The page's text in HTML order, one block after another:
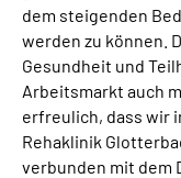
dem steigenden
werden zu können.
Gesundheit und
Arbeitsmarkt auch
erfreulich, dass wir
Rehaklinik
verbunden mit dem